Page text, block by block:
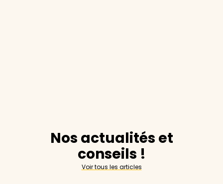
Nos actualités et
conseils !
Voir tous les articles